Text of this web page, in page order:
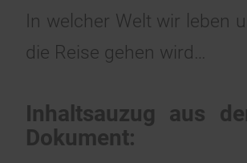
In welcher Welt wir leben
die Reise gehen wird…
Inhaltsauzug aus
Dokument: